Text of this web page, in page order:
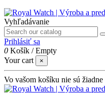
Vyhľadávanie
Prihlásiť sa
0 Košík /Empty
Your cart
×
Vo vašom košíku nie sú